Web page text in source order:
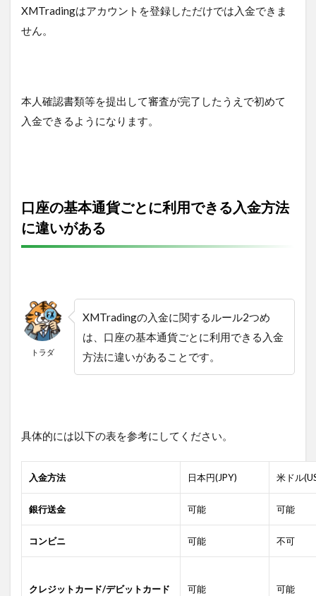
XMTradingはアカウントを登録しただけでは入金できま
せん。
本人確認書類等を提出して審査が完了したうえで初めて
入金できるようになります。
口座の基本通貨ごとに利用できる入金方法
に違いがある
トラダ
XMTradingの入金に関するルール2つめ
は、口座の基本通貨ごとに利用できる入金
方法に違いがあることです。
具体的には以下の表を参考にしてください。
入金方法 日本円(JPY) 米ドル
銀行送金 可能 可能
コンビニ 可能 不可
クレジットカード/デビットカード 可能 可能